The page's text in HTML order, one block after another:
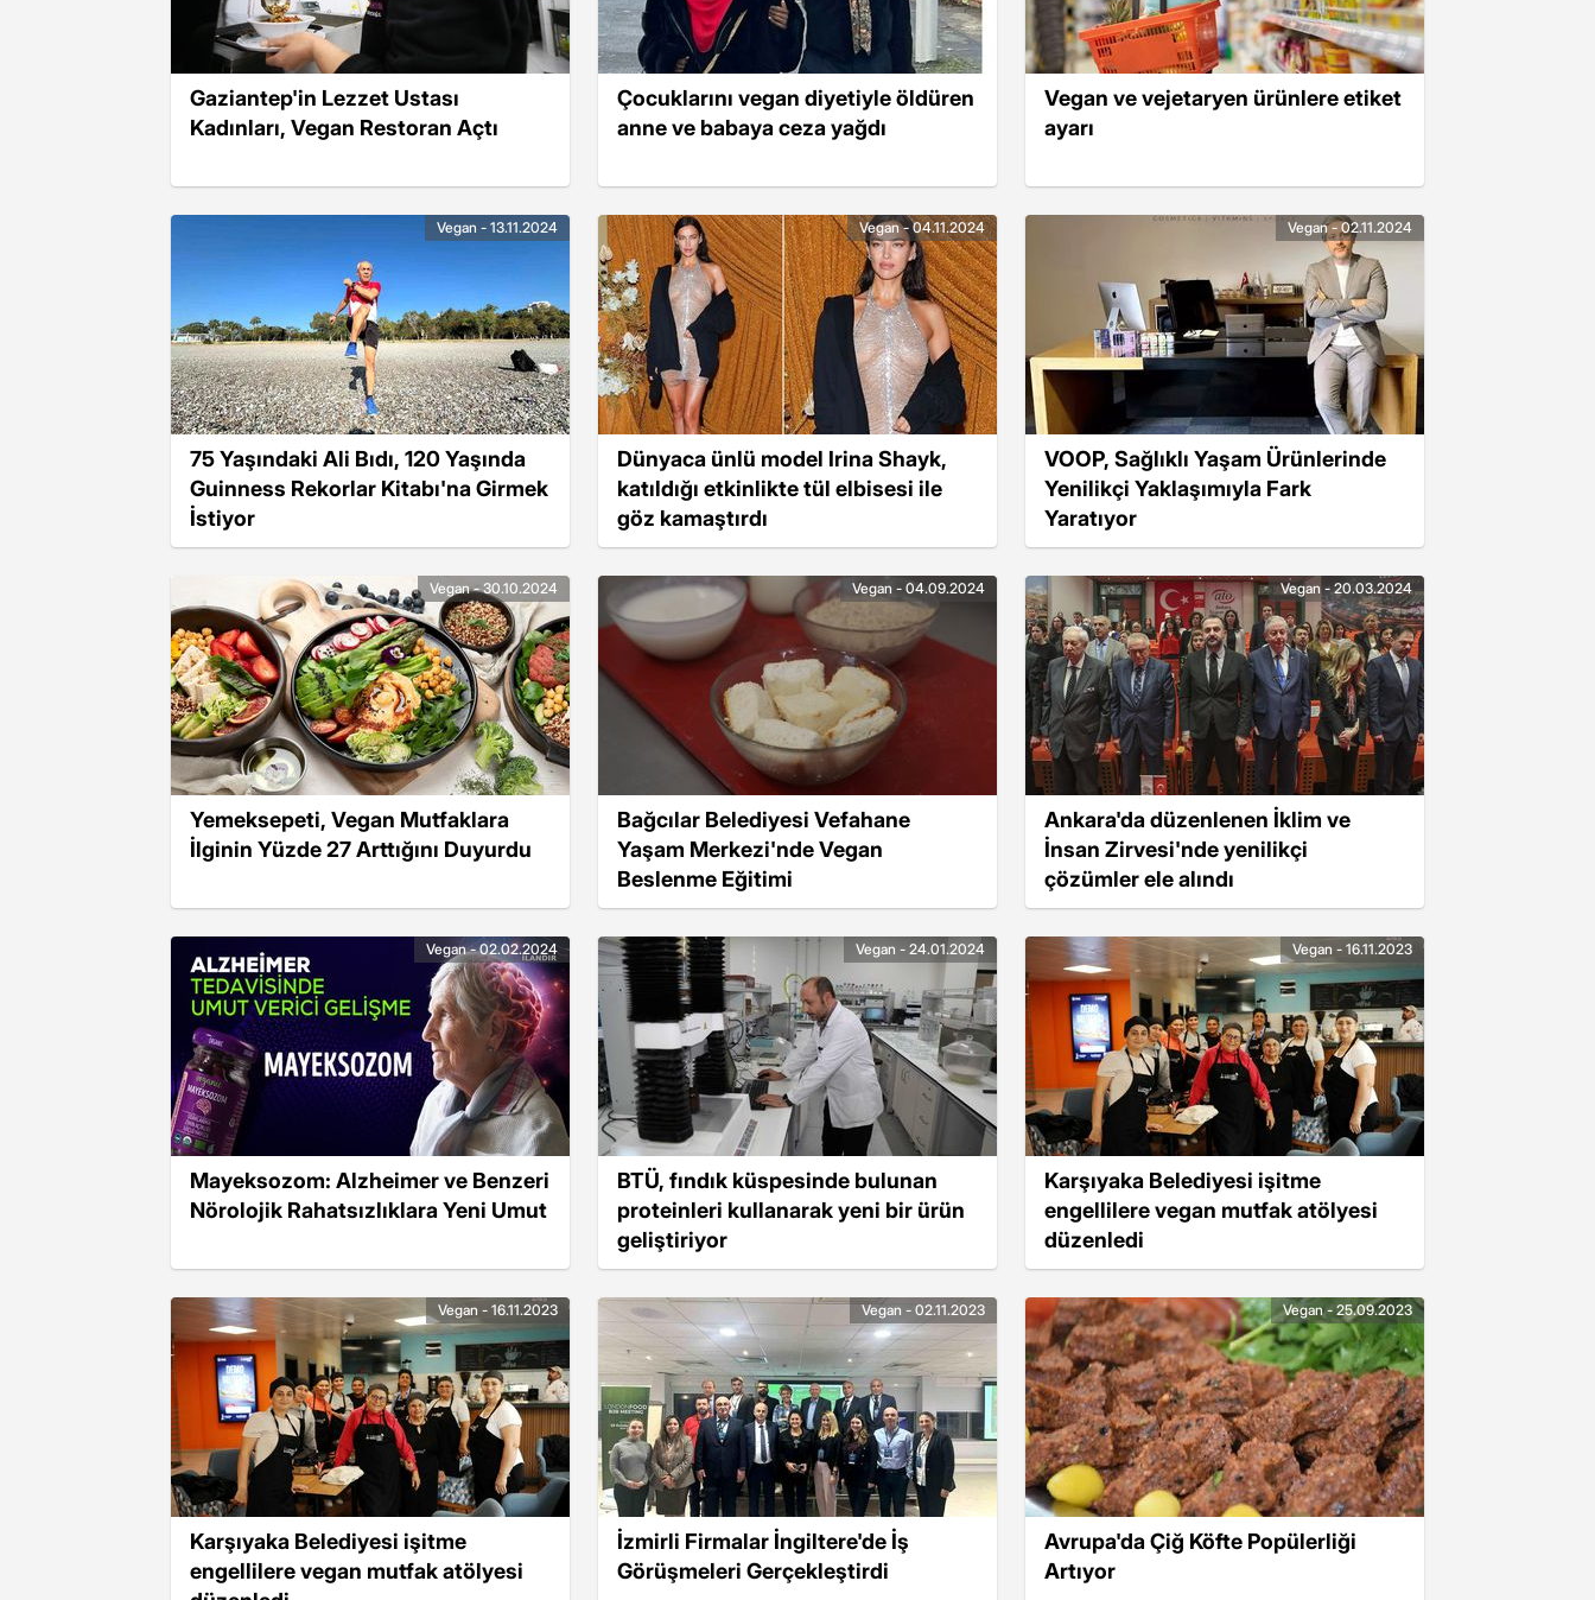
Gaziantep'in Lezzet Ustası
Kadınları, Vegan Restoran Açtı
Çocuklarını vegan diyetiyle öldüren
anne ve babaya ceza yağdı
Vegan ve vejetaryen ürünlere etiket
ayarı
75 Yaşındaki Ali Bıdı, 120 Yaşında
Guinness Rekorlar Kitabı'na Girmek
İstiyor
Vegan - 13.11.2024
Dünyaca ünlü model Irina Shayk,
katıldığı etkinlikte tül elbisesi ile
göz kamaştırdı
Vegan - 04.11.2024
VOOP, Sağlıklı Yaşam Ürünlerinde
Yenilikçi Yaklaşımıyla Fark
Yaratıyor
Vegan - 02.11.2024
Yemeksepeti, Vegan Mutfaklara
İlginin Yüzde 27 Arttığını Duyurdu
Vegan - 30.10.2024
Bağcılar Belediyesi Vefahane
Yaşam Merkezi'nde Vegan
Beslenme Eğitimi
Vegan - 04.09.2024
Ankara'da düzenlenen İklim ve
İnsan Zirvesi'nde yenilikçi
çözümler ele alındı
Vegan - 20.03.2024
Mayeksozom: Alzheimer ve Benzeri
Nörolojik Rahatsızlıklara Yeni Umut
Vegan - 02.02.2024
BTÜ, fındık küspesinde bulunan
proteinleri kullanarak yeni bir ürün
geliştiriyor
Vegan - 24.01.2024
Karşıyaka Belediyesi işitme
engellilere vegan mutfak atölyesi
düzenledi
Vegan - 16.11.2023
Karşıyaka Belediyesi işitme
engellilere vegan mutfak atölyesi
Vegan - 16.11.2023
İzmirli Firmalar İngiltere'de İş
Görüşmeleri Gerçekleştirdi
Vegan - 02.11.2023
Avrupa'da Çiğ Köfte Popülerliği
Artıyor
Vegan - 25.09.2023